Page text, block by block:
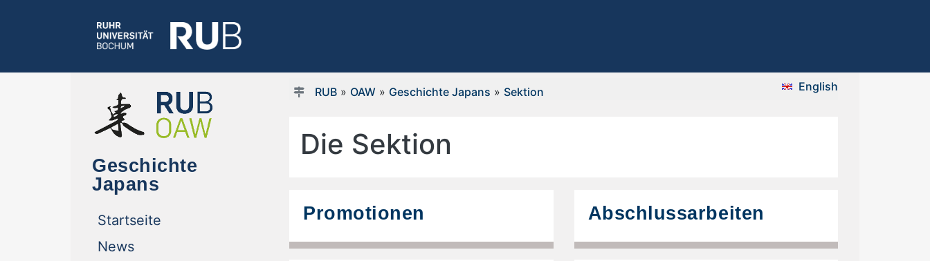
Geschichte
Japans
Startseite
News(current)
RUB» OAW» Geschichte Japans » Sektion English
Die Sektion
Promotionen Abschlussarbeiten